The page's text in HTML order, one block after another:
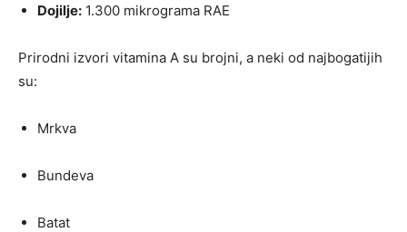
Dojilje: 1.300 mikrograma RAE
Prirodni izvori vitamina A su brojni, a neki od najbogatijih
su:
Mrkva
Bundeva
Batat